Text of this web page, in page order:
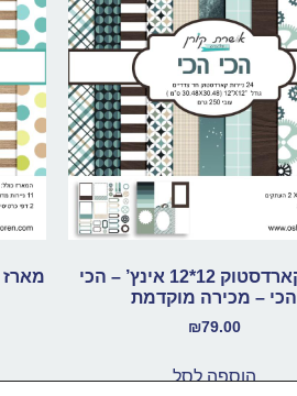
מארז קארדסטוק 12*12 אינץ’ – הכי
הכי – מכירה מוקדמת
₪79.00
הוספה לסל